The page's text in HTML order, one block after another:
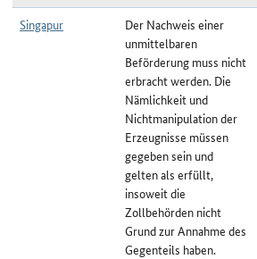
Singapur
Der Nachweis einer
unmittelbaren
Beförderung muss nicht
erbracht werden. Die
Nämlichkeit und
Nichtmanipulation der
Erzeugnisse müssen
gegeben sein und
gelten als erfüllt,
insoweit die
Zollbehörden nicht
Grund zur Annahme des
Gegenteils haben.